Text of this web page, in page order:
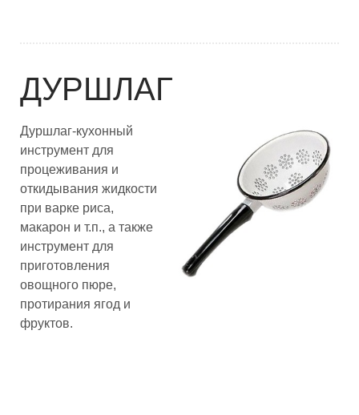
ДУРШЛАГ
Дуршлаг-кухонный
инструмент для
процеживания и
откидывания жидкости
при варке риса,
макарон и т.п., а также
инструмент для
приготовления
овощного пюре,
протирания ягод и
фруктов.